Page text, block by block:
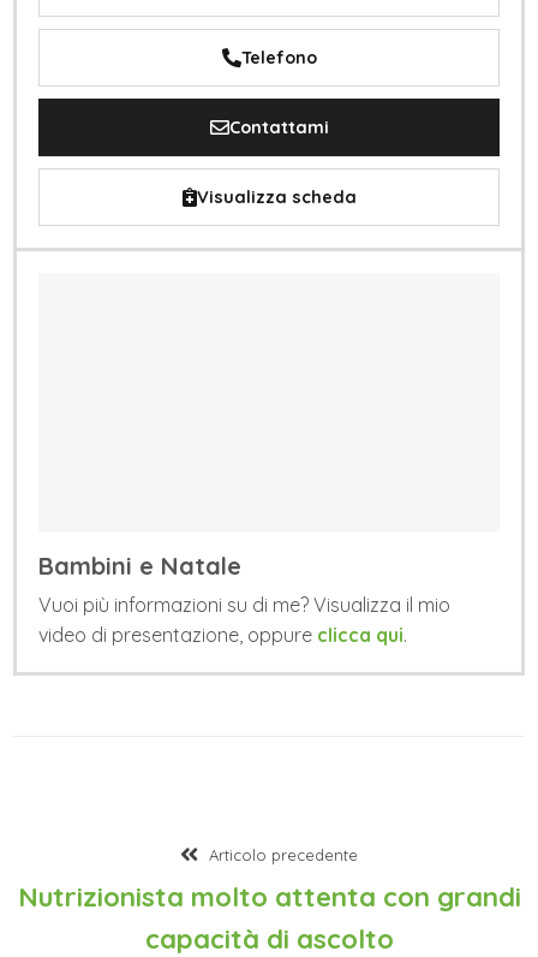
Telefono
Contattami
Visualizza scheda
Bambini e Natale
Vuoi più informazioni su di me? Visualizza il mio
video di presentazione, oppure clicca qui.
Articolo precedente
Nutrizionista molto attenta con grandi
capacità di ascolto